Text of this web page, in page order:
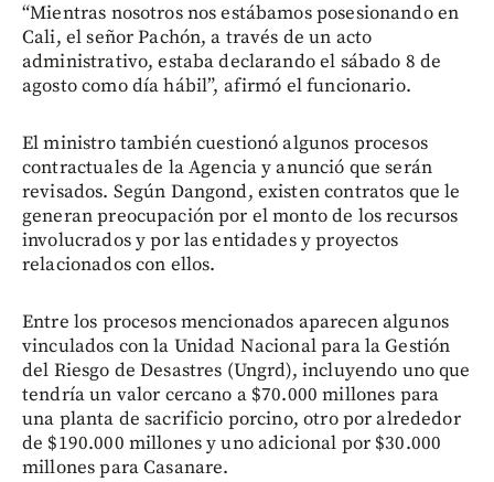
“Mientras nosotros nos estábamos posesionando en
Cali, el señor Pachón, a través de un acto
administrativo, estaba declarando el sábado 8 de
agosto como día hábil”, afirmó el funcionario.
El ministro también cuestionó algunos procesos
contractuales de la Agencia y anunció que serán
revisados. Según Dangond, existen contratos que le
generan preocupación por el monto de los recursos
involucrados y por las entidades y proyectos
relacionados con ellos.
Entre los procesos mencionados aparecen algunos
vinculados con la Unidad Nacional para la Gestión
del Riesgo de Desastres (Ungrd), incluyendo uno que
tendría un valor cercano a $70.000 millones para
una planta de sacrificio porcino, otro por alrededor
de $190.000 millones y uno adicional por $30.000
millones para Casanare.